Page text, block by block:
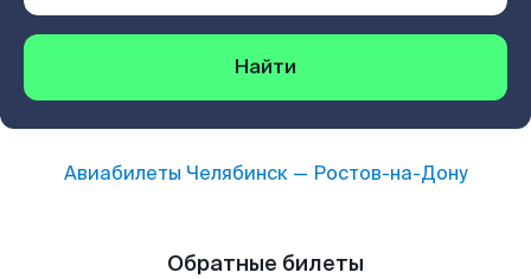
Найти
Авиабилеты Челябинск— Ростов-на-Дону
Обратные билеты